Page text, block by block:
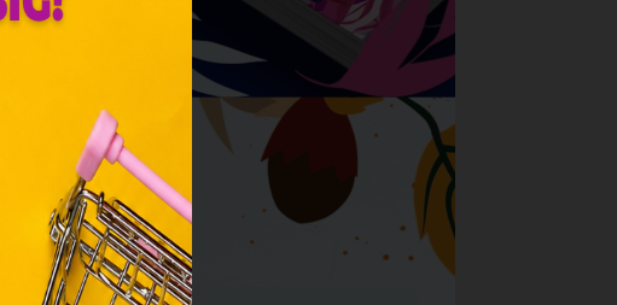
webes
szóló
Unió
ezeknek a
tárolásához